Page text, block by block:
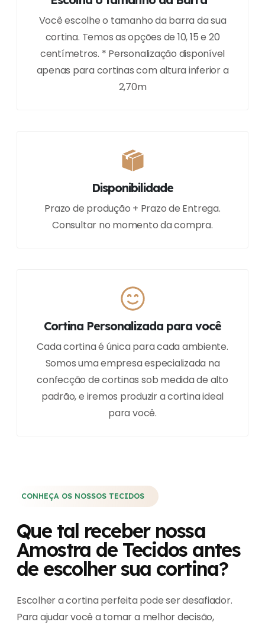
Você escolhe o tamanho da barra da sua
cortina. Temos as opções de 10, 15 e 20
centímetros. * Personalização disponível
apenas para cortinas com altura inferior a
2,70m
Disponibilidade
Prazo de produção + Prazo de Entrega.
Consultar no momento da compra.
Cortina Personalizada para você
Cada cortina é única para cada ambiente.
Somos uma empresa especializada na
confecção de cortinas sob medida de alto
padrão, e iremos produzir a cortina ideal
para você.
CONHEÇA OS NOSSOS TECIDOS
Que tal receber nossa
Amostra de Tecidos antes
de escolher sua cortina?
Escolher a cortina perfeita pode ser desafiador.
Para ajudar você a tomar a melhor decisão,